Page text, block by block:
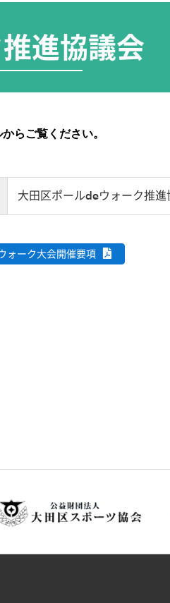
進協議会
らご覧ください。
大田区ポールdeウォーク推
ォーク大会開催要項